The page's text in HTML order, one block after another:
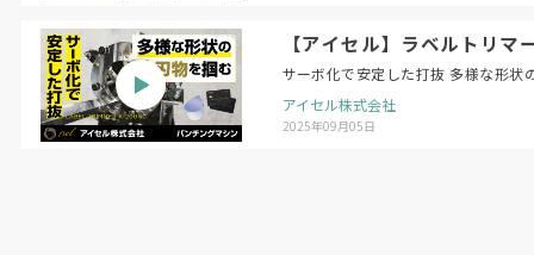
【アイセル】ラベルトリ
サーボ化で安定した打抜 多様な形状
アイセル株式会社
2025年09月05日